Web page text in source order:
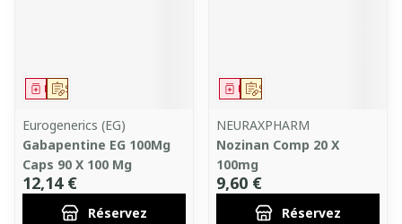
Sur prescription
Médicament
Eurogenerics (EG)
Gabapentine EG 100Mg
Caps 90 X 100 Mg
12,14 €
Réservez
Sur prescription
Médicament
NEURAXPHARM
Nozinan Comp 20 X
100mg
9,60 €
Réservez